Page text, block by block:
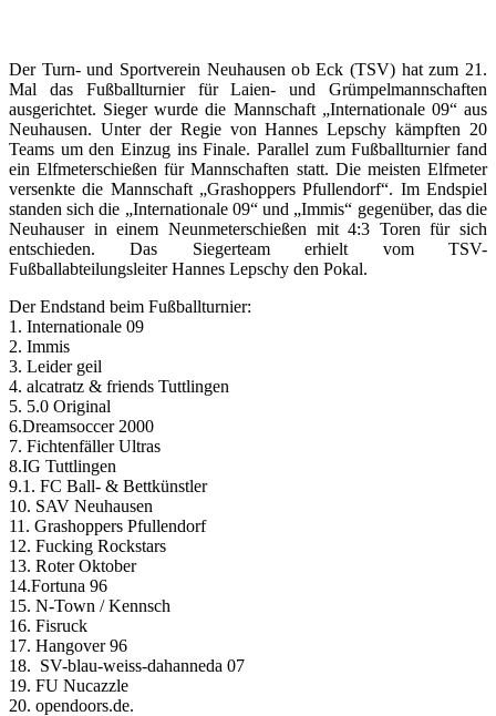
Der Turn- und Sportverein Neuhausen ob Eck (TSV) hat zum 21.
Mal das Fußballturnier für Laien- und Grümpelmannschaften
ausgerichtet. Sieger wurde die Mannschaft „Internationale 09“ aus
Neuhausen. Unter der Regie von Hannes Lepschy kämpften 20
Teams um den Einzug ins Finale. Parallel zum Fußballturnier fand
ein Elfmeterschießen für Mannschaften statt. Die meisten Elfmeter
versenkte die Mannschaft „Grashoppers Pfullendorf“. Im Endspiel
standen sich die „Internationale 09“ und „Immis“ gegenüber, das die
Neuhauser in einem Neunmeterschießen mit 4:3 Toren für sich
entschieden. Das Siegerteam erhielt vom TSV-
Fußballabteilungsleiter Hannes Lepschy den Pokal.
Der Endstand beim Fußballturnier:
1. Internationale 09
2. Immis
3. Leider geil
4. alcatratz & friends Tuttlingen
5. 5.0 Original
6.Dreamsoccer 2000
7. Fichtenfäller Ultras
8.IG Tuttlingen
9.1. FC Ball- & Bettkünstler
10. SAV Neuhausen
11. Grashoppers Pfullendorf
12. Fucking Rockstars
13. Roter Oktober
14.Fortuna 96
15. N-Town / Kennsch
16. Fisruck
17. Hangover 96
18. SV-blau-weiss-dahanneda 07
19. FU Nucazzle
20. opendoors.de.